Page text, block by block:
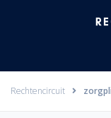
Rechtencircuit